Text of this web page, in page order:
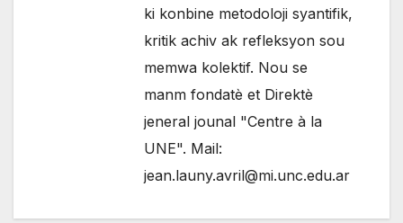
ki konbine metodoloji syantifik,
kritik achiv ak refleksyon sou
memwa kolektif. Nou se
manm fondatè et Direktè
jeneral jounal "Centre à la
UNE". Mail:
jean.launy.avril@mi.unc.edu.ar